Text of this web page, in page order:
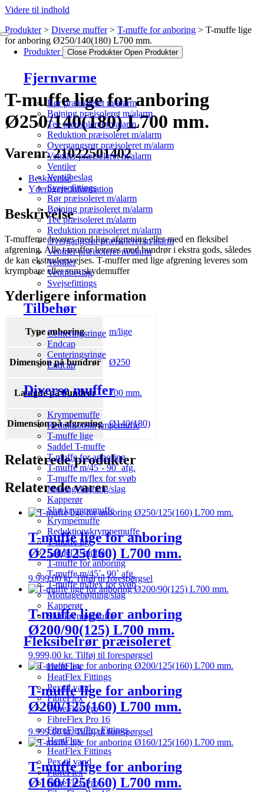
Videre til indhold
Produkter Close Produkter Open Produkter
Fjernvarme
Rør præisoleret m/alarm
Bøjning præisoleret m/alarm
Tee præisoleret m/alarm
Reduktion præisoleret m/alarm
Overgangsrør præisoleret m/alarm
Ventiler præisoleret m/alarm
Ventiler
Ventilbeslag
Svejsefittings
Rør præisoleret m/alarm
Bøjning præisoleret m/alarm
Tee præisoleret m/alarm
Reduktion præisoleret m/alarm
Overgangsrør præisoleret m/alarm
Ventiler præisoleret m/alarm
Ventiler
Ventilbeslag
Svejsefittings
Tilbehør
Centeringsringe
Endcap
Centeringsringe
Endcap
Diverse muffer
Krympemuffe
Reduktionskrympemuffe
T-muffe lige
Saddel T-muffe
T-muffe for anboring
T-muffe m/45˚- 90˚ afg.
T-muffe m/flex for svøb
Montagebøjning/slag
Kapperør
Slut krympemuffe
Krympemuffe
Reduktionskrympemuffe
T-muffe lige
Saddel T-muffe
T-muffe for anboring
T-muffe m/45˚- 90˚ afg.
T-muffe m/flex for svøb
Montagebøjning/slag
Kapperør
Slut krympemuffe
Fleksibelrør præisoleret
HeatFlex
HeatFlex Fittings
Pex til vand
FibreFlex
FibreFlex Pro
FibreFlex Pro 16
FibreFlex/Pro Fittings
HeatFlex
HeatFlex Fittings
Pex til vand
FibreFlex
FibreFlex Pro
Produkter Diverse muffer T-muffe for anboring
T-muffe lige
for anboring Ø250/140(180) L700 mm.
T-muffe lige for anboring
Ø250/140(180) L700 mm.
Varenr. 21022501402
Beskrivelse
Yderligere information
Beskrivelse
T-mufferne leveres med lige afgrening eller med en fleksibel
afgrening. Alle t-muffer leveres med bundrør i ekstra gods, således
de kan ekstrudersvejses. T-muffer med lige afgrening leveres som
krympbare eller som skydemuffer
Yderligere information
Type anboring m/lige
Dimension på bundrør Ø250
Længde på bundrør 700 mm.
Dimension på afgrening Ø140(180)
Relaterede produkter
Relaterede varer
T-muffe lige for anboring
Ø250/125(160) L700 mm.
9.999,00kr. Tilføj til forespørgsel
T-muffe lige for anboring
Ø200/90(125) L700 mm.
9.999,00 kr. Tilføj til forespørgsel
T-muffe lige for anboring
Ø200/125(160) L700 mm.
9.999,00kr. Tilføj til forespørgsel
T-muffe lige for anboring
Ø160/125(160) L700 mm.